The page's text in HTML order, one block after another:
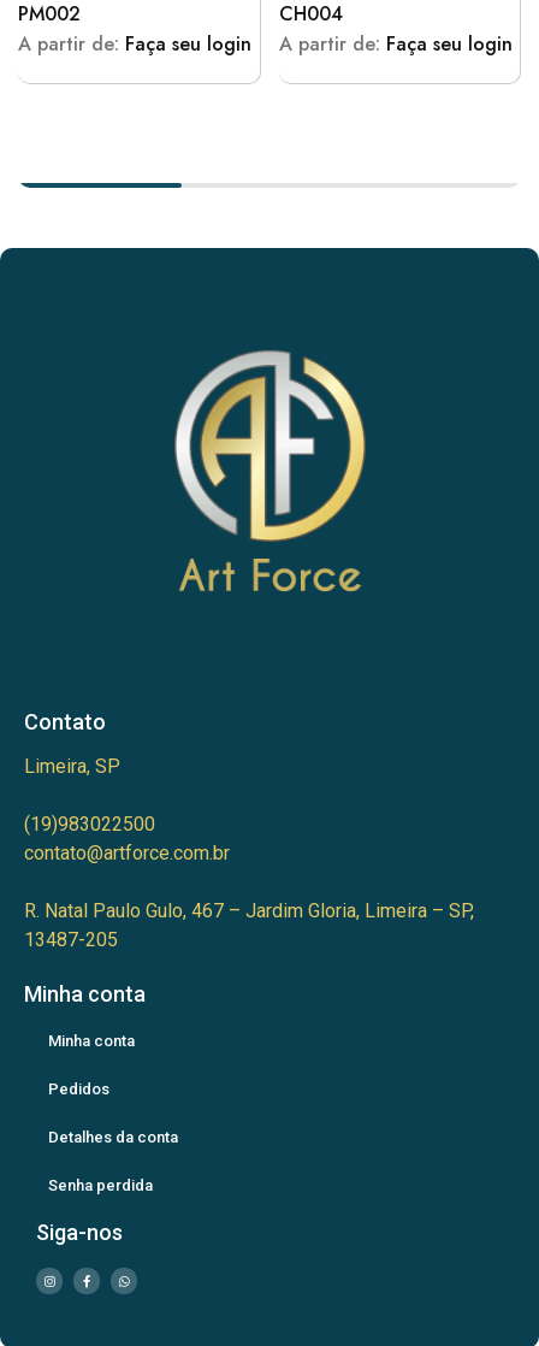
PM002
A partir de: Faça seu login
CH004
A partir de: Faça seu login
Contato
Limeira, SP
(19)983022500
contato@artforce.com.br
R. Natal Paulo Gulo, 467 – Jardim Gloria, Limeira – SP,
13487-205
Minha conta
Minha conta
Pedidos
Detalhes da conta
Senha perdida
Siga-nos